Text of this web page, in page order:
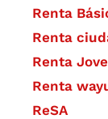
Renta
Renta
Renta
Renta
ReSA